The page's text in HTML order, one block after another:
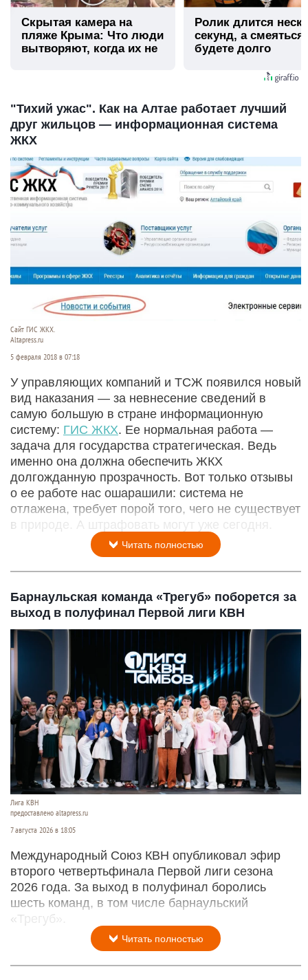
Скрытая камера на
пляже Крыма: Что люди
вытворяют, когда их не
Ролик длится
секунд, а
будете долго
"Тихий ужас". Как на Алтае работает лучший
друг жильцов — информационная система
ЖКХ
Сайт ГИС ЖКХ.
Altapress.ru
5 февраля 2018 в 07:18
У управляющих компаний и ТСЖ появился новый
вид наказания — за невнесение сведений в
самую большую в стране информационную
систему: ГИС ЖКХ. Ее нормальная работа —
задача для государства стратегическая. Ведь
именно она должна обеспечить ЖКХ
долгожданную прозрачность. Вот только отзывы
о ее работе нас ошарашили: система не
отлажена, требует порой того, чего не существует
в природе. А штрафовать могут уже сегодня.
Читать полностью
Барнаульская команда «Трегуб» поборется за
выход в полуфинал Первой лиги КВН
Лига КВН
предоставлено altapress.ru
7 августа 2026 в 18:05
Международный Союз КВН опубликовал эфир
второго четвертьфинала Первой лиги сезона
2026 года. За выход в полуфинал боролись
шесть команд, в том числе барнаульский
«Трегуб».
Читать полностью